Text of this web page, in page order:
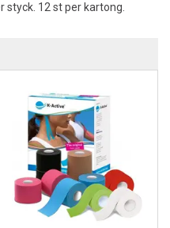
styck. 12 st per kartong.